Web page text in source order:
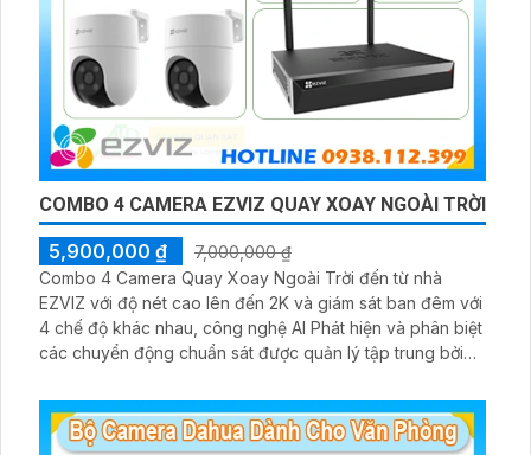
COMBO 4 CAMERA EZVIZ QUAY XOAY NGOÀI TRỜI
5,900,000 ₫
7,000,000 ₫
Combo 4 Camera Quay Xoay Ngoài Trời đến từ nhà
EZVIZ với độ nét cao lên đến 2K và giám sát ban đêm với
4 chế độ khác nhau, công nghệ AI Phát hiện và phân biệt
các chuyển động chuẩn sát được quản lý tập trung bởi